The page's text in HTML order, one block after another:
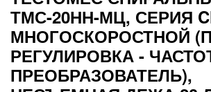
ТМС-20НН-МЦ, СЕРИЯ
МНОГОСКОРОСТНОЙ
РЕГУЛИРОВКА -
ПРЕОБРАЗОВАТЕЛЬ),